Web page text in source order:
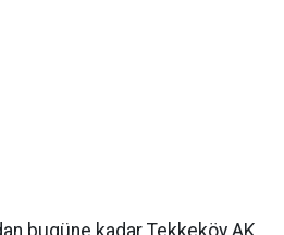
bugüne kadar Tekkeköy AK